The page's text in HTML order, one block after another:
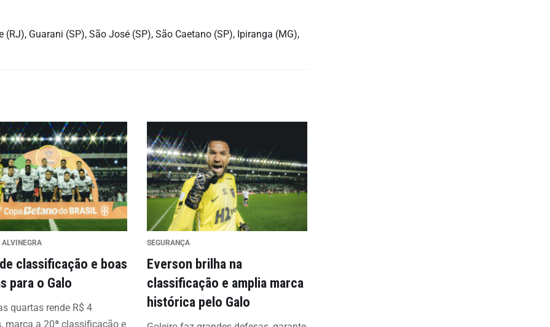
Guarani (SP), São José (SP), São Caetano (SP), Ipiranga (MG),
ALVINEGRA
classificação e boas
para o Galo
quartas rende R$ 4
marca a 20ª classificação e
SEGURANÇA
Everson brilha na
classificação e amplia marca
histórica pelo Galo